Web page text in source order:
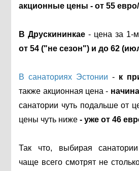
акционные цены -от 55
В Друскининкае - цена за 1-
от 54 ("не сезон") и до 62
В санаториях Эстонии - к
также акционная цена -
санатории чуть подальше от
цены чуть ниже - ужеот 46
Так что, выбирая
чаще всего смотрят не